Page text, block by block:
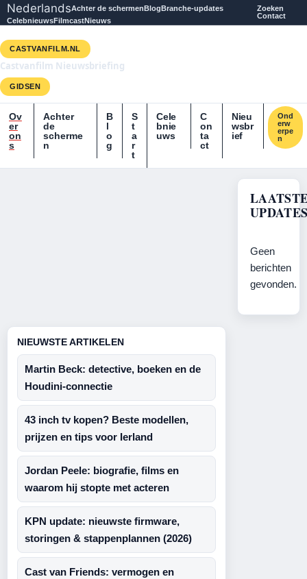
NederlandsAchter de schermenBlogBranche-updates
CelebnieuwsFilmcastNieuws
Zoeken
Contact
CASTVANFILM.NL
Castvanfilm Nieuwsbriefing
GIDSEN
Ov
er
on
s
Achter
de
scherme
n
B
l
o
g
S
t
a
r
t
Cele
bnie
uws
C
on
ta
ct
Nieu
wsbr
ief
Ond
erw
erpe
n
Geen
berichten
gevonden.
NIEUWSTE ARTIKELEN
Martin Beck: detective, boeken en de
Houdini-connectie
43 inch tv kopen? Beste modellen,
prijzen en tips voor Ierland
Jordan Peele: biografie, films en
waarom hij stopte met acteren
KPN update: nieuwste firmware,
storingen & stappenplannen (2026)
Cast van Friends: vermogen en